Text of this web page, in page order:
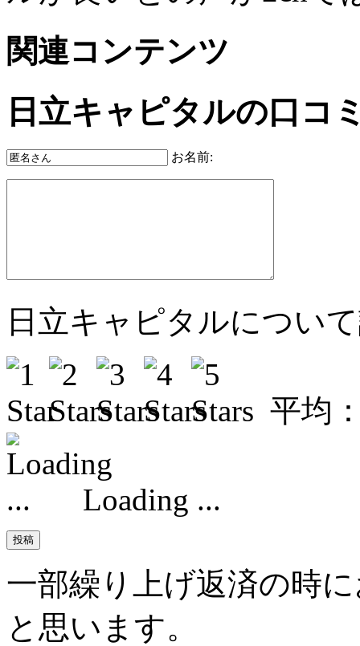
関連コンテンツ
日立キャピタルの口コ
お名前:
日立キャピタルについ
平均
Loading ...
一部繰り上げ返済の時
と思います。